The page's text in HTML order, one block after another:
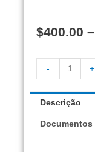
$400.00 –
- +
Descrição
Documentos